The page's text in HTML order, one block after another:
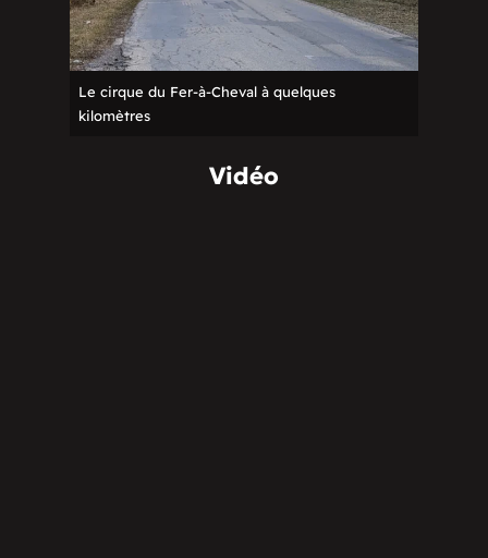
Le cirque du Fer-à-Cheval à quelques
kilomètres
Vidéo